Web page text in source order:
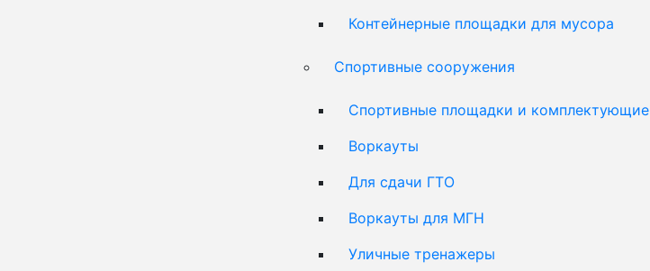
Контейнерные площадки для мусора
Спортивные сооружения
Спортивные площадки и комплектующие
Воркауты
Для сдачи ГТО
Воркауты для МГН
Уличные тренажеры